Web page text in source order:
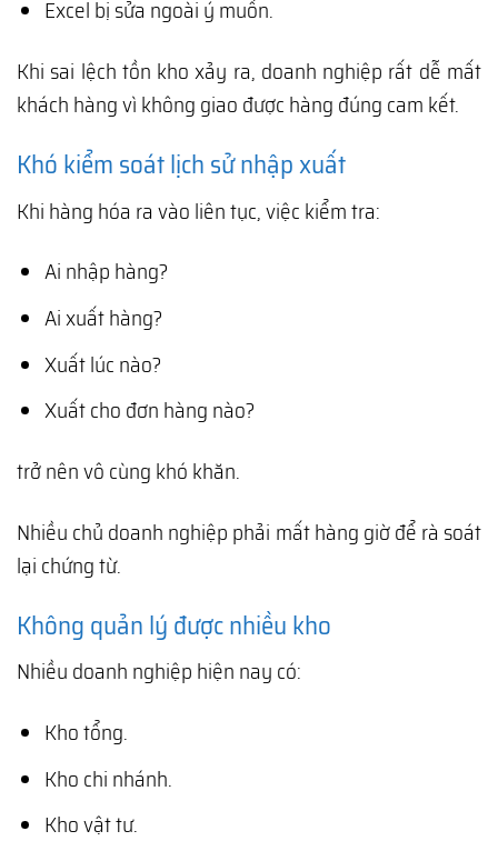
Excel bị sửa ngoài ý muốn.
Khi sai lệch tồn kho xảy ra, doanh nghiệp rất dễ mất
khách hàng vì không giao được hàng đúng cam kết.
Khó kiểm soát lịch sử nhập xuất
Khi hàng hóa ra vào liên tục, việc kiểm tra:
Ai nhập hàng?
Ai xuất hàng?
Xuất lúc nào?
Xuất cho đơn hàng nào?
trở nên vô cùng khó khăn.
Nhiều chủ doanh nghiệp phải mất hàng giờ để rà soát
lại chứng từ.
Không quản lý được nhiều kho
Nhiều doanh nghiệp hiện nay có:
Kho tổng.
Kho chi nhánh.
Kho vật tư.